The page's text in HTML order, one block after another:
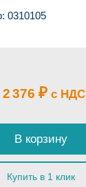
0310105
2 376 ₽ с НДС
В корзину
Купить в 1 клик